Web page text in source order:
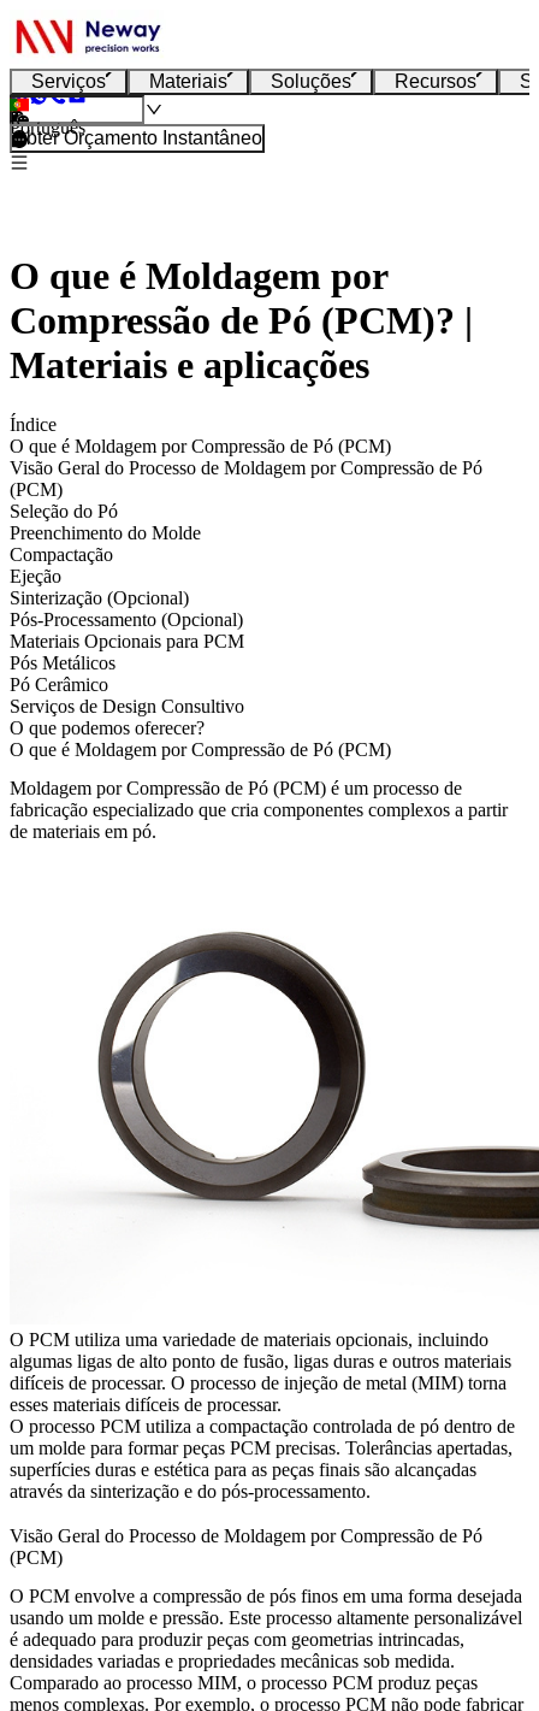
Serviços Materiais Soluções Recursos
Português
Obter Orçamento Instantâneo
O que é Moldagem por
Compressão de Pó (PCM)? |
Materiais e aplicações
Índice
O que é Moldagem por Compressão de Pó (PCM)
Visão Geral do Processo de Moldagem por Compressão de Pó
(PCM)
Seleção do Pó
Preenchimento do Molde
Compactação
Ejeção
Sinterização (Opcional)
Pós-Processamento (Opcional)
Materiais Opcionais para PCM
Pós Metálicos
Pó Cerâmico
Serviços de Design Consultivo
O que podemos oferecer?
O que é Moldagem por Compressão de Pó (PCM)
Moldagem por Compressão de Pó (PCM) é um processo de
fabricação especializado que cria componentes complexos a partir
de materiais em pó.
O PCM utiliza uma variedade de materiais opcionais, incluindo
algumas ligas de alto ponto de fusão, ligas duras e outros materiais
difíceis de processar. O processo de injeção de metal (MIM) torna
esses materiais difíceis de processar.
O processo PCM utiliza a compactação controlada de pó dentro de
um molde para formar peças PCM precisas. Tolerâncias apertadas,
superfícies duras e estética para as peças finais são alcançadas
através da sinterização e do pós-processamento.
Visão Geral do Processo de Moldagem por Compressão de Pó
(PCM)
O PCM envolve a compressão de pós finos em uma forma desejada
usando um molde e pressão. Este processo altamente personalizável
é adequado para produzir peças com geometrias intrincadas,
densidades variadas e propriedades mecânicas sob medida.
Comparado ao processo MIM, o processo PCM produz peças
menos complexas. Por exemplo, o processo PCM não pode fabricar